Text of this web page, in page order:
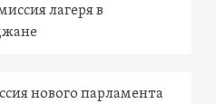
лагеря в
нового парламента